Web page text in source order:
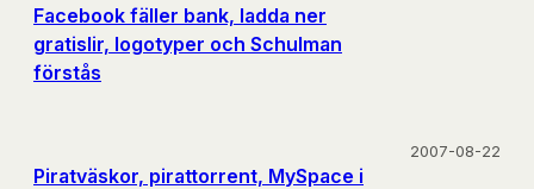
Facebook fäller bank, ladda ner
gratislir, logotyper och Schulman
förstås
Piratväskor, pirattorrent, MySpace i
2007-08-22